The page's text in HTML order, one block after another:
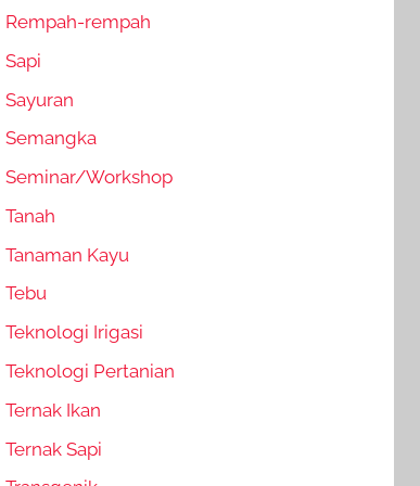
Rempah-rempah
Sapi
Sayuran
Semangka
Seminar/Workshop
Tanah
Tanaman Kayu
Tebu
Teknologi Irigasi
Teknologi Pertanian
Ternak Ikan
Ternak Sapi